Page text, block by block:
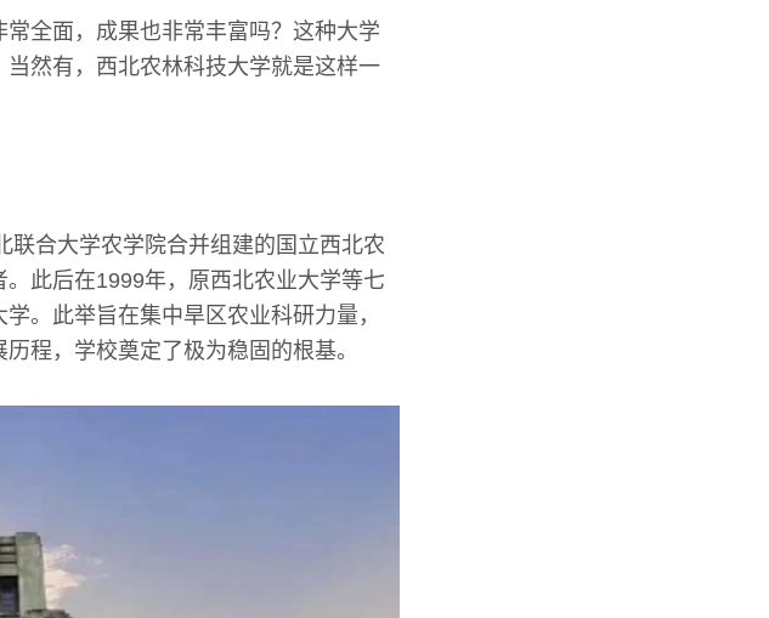
全面，成果也非常丰富吗？这种大学
然有，西北农林科技大学就是这样一
联合大学农学院合并组建的国立西北农
此后在1999年，原西北农业大学等七
。此举旨在集中旱区农业科研力量，
程，学校奠定了极为稳固的根基。